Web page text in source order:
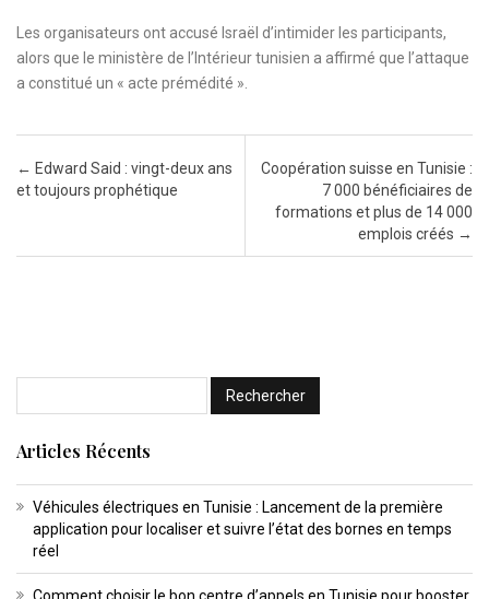
Les organisateurs ont accusé Israël d’intimider les participants,
alors que le ministère de l’Intérieur tunisien a affirmé que l’attaque
a constitué un « acte prémédité ».
Post navigation
← Edward Said : vingt-deux ans
et toujours prophétique
Coopération suisse en Tunisie :
7 000 bénéficiaires de
formations et plus de 14 000
emplois créés →
Articles Récents
Véhicules électriques en Tunisie : Lancement de la première
application pour localiser et suivre l’état des bornes en temps
réel